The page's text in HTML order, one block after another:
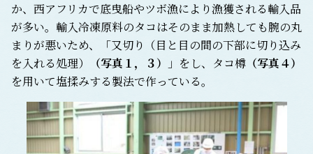
か、西アフリカで底曳船やツボ漁により漁獲される輸入品
が多い。輸入冷凍原料のタコはそのまま加熱しても腕の丸
まりが悪いため、「又切り（目と目の間の下部に切り込み
を入れる処理）
（写真１，３） 」をし、タコ樽 （写真４）
を用いて塩揉みする製法で作っている。